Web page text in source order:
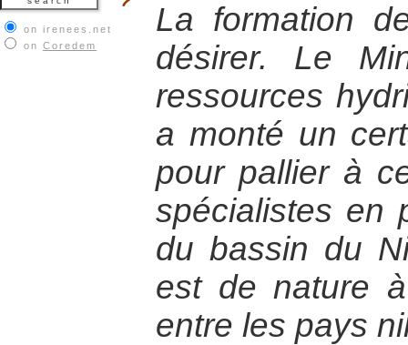
on irenees.net
on Coredem
La formation
désirer. Le
ressources
a monté un
pour pallier à
spécialistes en
du bassin du
est de nature
entre les pays